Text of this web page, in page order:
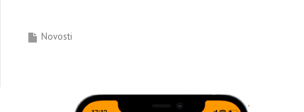
Novosti